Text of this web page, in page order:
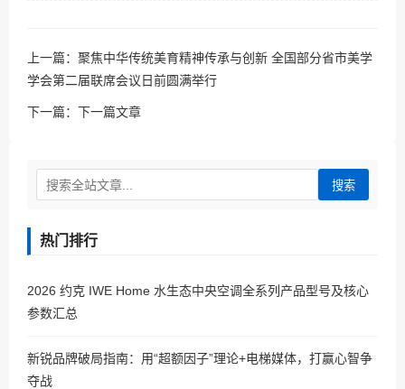
上一篇： 聚焦中华传统美育精神传承与创新 全国部分省市美学
学会第二届联席会议日前圆满举行
下一篇： 下一篇文章
搜索
热门排行
2026 约克 IWE Home 水生态中央空调全系列产品型号及核心
参数汇总
新锐品牌破局指南：用“超额因子”理论+电梯媒体，打赢心智争
夺战